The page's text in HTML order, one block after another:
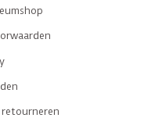
retourneren